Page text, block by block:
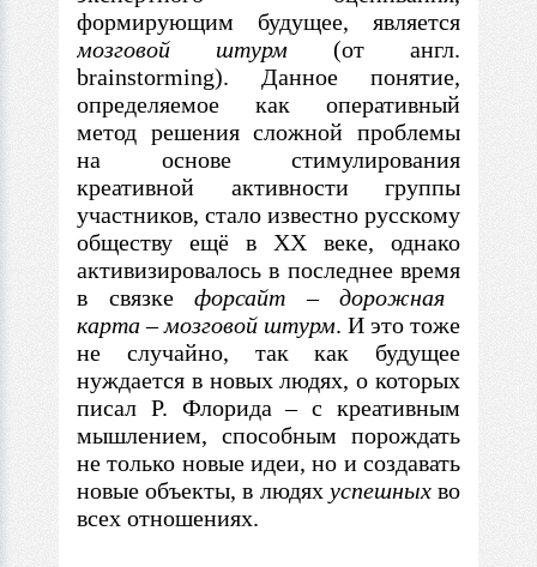
формирующим будущее, является
мозговой штурм (от англ.
brainstorming). Данное понятие,
определяемое как оперативный
метод решения сложной проблемы
на основе стимулирования
креативной активности группы
участников, стало известно русскому
обществу ещё в XX веке, однако
активизировалось в последнее время
в связкефорсайт –дорожная
карта– мозговой штурм. И это тоже
не случайно, так как будущее
нуждается в новых людях, о которых
писал Р. Флорида – скреативным
мышлением, способным порождать
не только новые идеи, но и создавать
новые объекты, в людях успешныхво
всех отношениях.